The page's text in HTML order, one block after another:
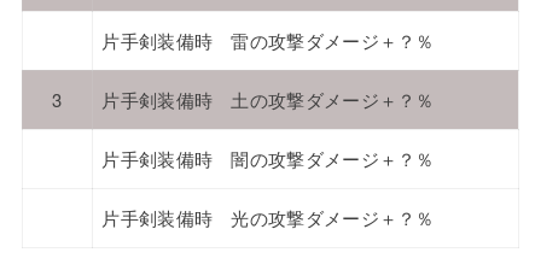
片手剣装備時 雷の攻撃ダメージ＋？％
3 片手剣装備時 土の攻撃ダメージ＋？％
片手剣装備時 闇の攻撃ダメージ＋？％
片手剣装備時 光の攻撃ダメージ＋？％